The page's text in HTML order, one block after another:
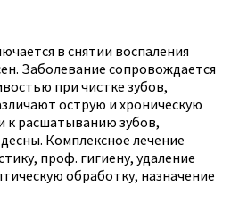
в снятии воспаления
Заболевание сопровождается
при чистке зубов,
острую и хроническую
расшатыванию зубов,
Комплексное лечение
проф. гигиену, удаление
обработку, назначение